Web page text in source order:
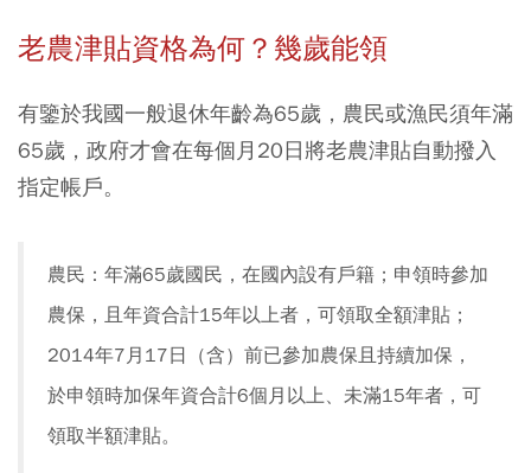
老農津貼資格為何？幾歲能領
有鑒於我國一般退休年齡為65歲，農民或漁民須年滿
65歲，政府才會在每個月20日將老農津貼自動撥入
指定帳戶。
農民：年滿65歲國民，在國內設有戶籍；申領時參加
農保，且年資合計15年以上者，可領取全額津貼；
2014年7月17日（含）前已參加農保且持續加保，
於申領時加保年資合計6個月以上、未滿15年者，可
領取半額津貼。